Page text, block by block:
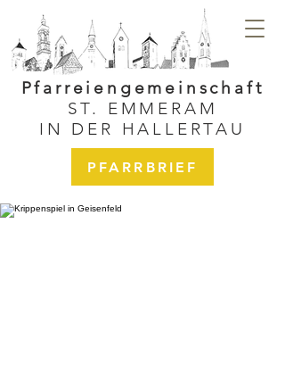
Pfarreiengemeinschaft
ST. EMMERAM
IN DER HALLERTAU
PFARRBRIEF